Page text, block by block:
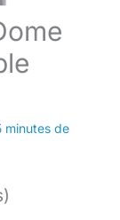
minutes de